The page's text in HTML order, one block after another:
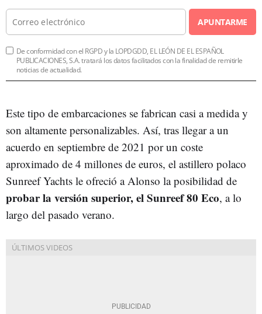
APUNTARME
De conformidad con el RGPD y la LOPDGDD, EL LEÓN DE EL ESPAÑOL
PUBLICACIONES, S.A. tratará los datos facilitados con la finalidad de remitirle
noticias de actualidad.
Este tipo de embarcaciones se fabrican casi a medida y
son altamente personalizables. Así, tras llegar a un
acuerdo en septiembre de 2021 por un coste
aproximado de 4 millones de euros, el astillero polaco
Sunreef Yachts le ofreció a Alonso la posibilidad de
probar la versión superior, el Sunreef 80 Eco, a lo
largo del pasado verano.